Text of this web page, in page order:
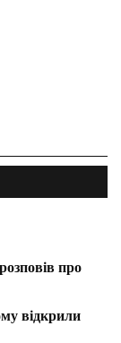
про
відкрили